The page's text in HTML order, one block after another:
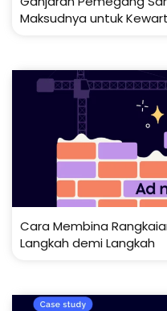
Maksudnya untuk
Cara Membina
Langkah demi Langkah